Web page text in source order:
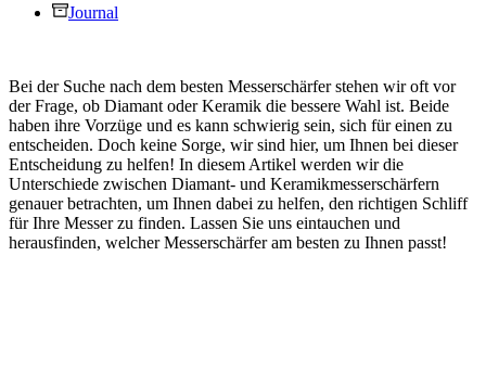
Journal
Bei der Suche nach dem besten Messerschärfer stehen wir oft vor
der Frage, ob Diamant oder Keramik die bessere Wahl ist. Beide
haben ihre Vorzüge und es kann schwierig sein, sich für einen zu
entscheiden. Doch keine Sorge, wir sind hier, um Ihnen bei dieser
Entscheidung zu helfen! In diesem Artikel werden wir die
Unterschiede zwischen Diamant- und Keramikmesserschärfern
genauer betrachten, um Ihnen dabei zu helfen, den richtigen Schliff
für Ihre Messer zu finden. Lassen Sie uns eintauchen und
herausfinden, welcher Messerschärfer am besten zu Ihnen passt!